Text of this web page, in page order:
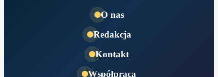
O nas
Redakcja
Kontakt
Współpraca